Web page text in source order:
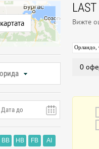
BB HB FB AI
Вижте
Орландо,
0